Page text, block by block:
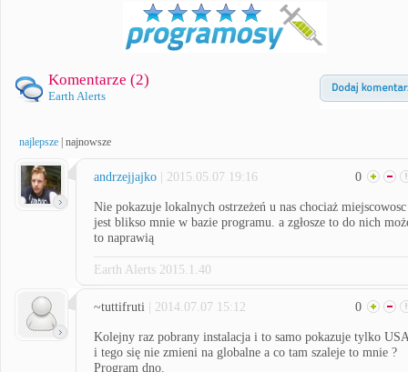
Komentarze (2)
Earth Alerts
najlepsze najnowsze
andrzejjajko | 2015.05.07 19:16 0
Nie pokazuje lokalnych ostrzeżeń u nas chociaż miejscowosc
jest blikso mnie w bazie programu. a zgłosze to do nich
to naprawią
Earth Alerts 2015.1.40
~tuttifruti | 2014.07.07 15:12 0
Kolejny raz pobrany instalacja i to samo pokazuje tylko USA
i tego się nie zmieni na globalne a co tam szaleje to mnie ?
Program dno.